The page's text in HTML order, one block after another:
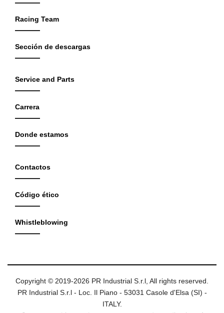
Racing Team
Sección de descargas
Service and Parts
Carrera
Donde estamos
Contactos
Código ético
Whistleblowing
Copyright © 2019-2026 PR Industrial S.r.l, All rights reserved.
PR Industrial S.r.l - Loc. Il Piano - 53031 Casole d'Elsa (SI) -
ITALY.